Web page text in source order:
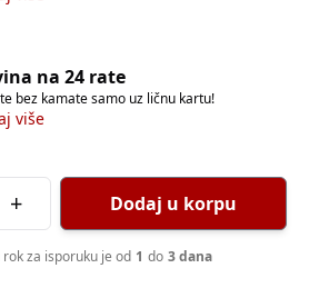
na 24 rate
bez kamate samo uz ličnu kartu!
više
+ Dodaj u korpu
za isporuku je od 1 do 3 dana